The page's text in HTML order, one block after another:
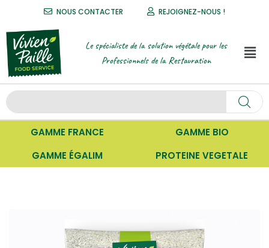
NOUS CONTACTER REJOIGNEZ-NOUS !
Le spécialiste de la solution végétale pour les
Professionnels de la Restauration
GAMME FRANCE
GAMME BIO
GAMME ÉGALIM
PROTEINE VEGETALE